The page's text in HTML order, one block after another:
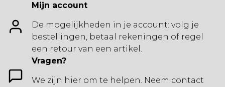
Mijn account
De mogelijkheden in je account: volg je
bestellingen, betaal rekeningen of regel
een retour van een artikel.
Vragen?
We zijn hier om te helpen. Neem contact